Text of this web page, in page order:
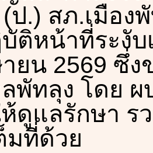
ป.) สภ.เมือง
ติหน้าที่ระงั
ายน 2569 ซึ่
พัทลุง โดย ผ
ดูแลรักษา ร
มที่ด้วย